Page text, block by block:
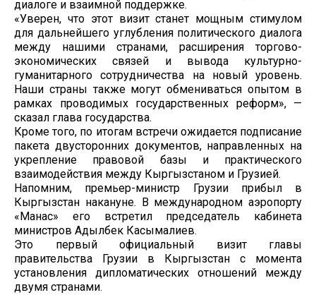
диалоге и взаимной поддержке.
«Уверен, что этот визит станет мощным стимулом
для дальнейшего углубления политического диалога
между нашими странами, расширения торгово-
экономических связей и вывода культурно-
гуманитарного сотрудничества на новый уровень.
Наши страны также могут обмениваться опытом в
рамках проводимых государственных реформ», —
сказал глава государства.
Кроме того, по итогам встречи ожидается подписание
пакета двусторонних документов, направленных на
укрепление правовой базы и практического
взаимодействия между Кыргызстаном и Грузией.
Напомним, премьер-министр Грузии прибыл в
Кыргызстан накануне. В международном аэропорту
«Манас» его встретил председатель кабинета
министров Адылбек Касымалиев.
Это первый официальный визит главы
правительства Грузии в Кыргызстан с момента
установления дипломатических отношений между
двумя странами.